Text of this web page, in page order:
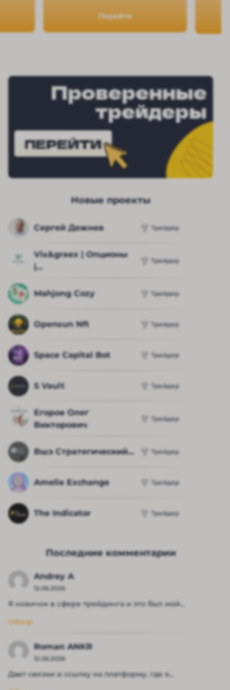
Перейти
Проверенные
трейдеры
ПЕРЕЙТИ
Новые проекты
Сергей Дежнев Трейдер
Vix&greex | Опционы
|...
Трейдер
Mahjong Cozy Трейдер
Opensun Nft Трейдер
Space Capital Bot Трейдер
S Vault Трейдер
Егоров Олег
Викторович
Трейдер
Вшэ Стратегический... Трейдер
Amelie Exchange Трейдер
The Indicator Трейдер
Последние комментарии
Andrey A
12.06.2026
Я новичок в сфере трейдинга и это был мой...
Обзор
Roman ANKR
12.06.2026
Дает связки и ссылку на платформу, где я...